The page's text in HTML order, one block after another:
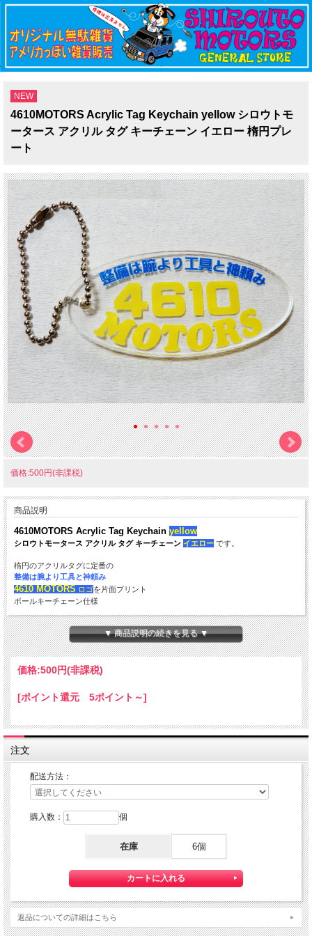
NEW
4610MOTORS Acrylic Tag Keychain yellow シロウトモ
ータース アクリル タグ キーチェーン イエロー 楕円プレ
ート
価格:500円(非課税)
商品説明
4610MOTORS Acrylic Tag Keychain yellow
シロウトモータース アクリル タグ キーチェーン イエロー です。
楕円のアクリルタグに定番の
整備は腕より工具と神頼み
4610 MOTORS ロゴを片面プリント
ボールキーチェーン仕様
本体サイズ：約８０ｘ３５ｘ３ｍｍ
数量限定 在庫限りのミニ工具チャームプレゼント
ハーツ屋さんでお試し購入しましたが値段設定が・・・・
在庫なくなり次第終了いたします
定形郵便：『利用する』
ゆうパケット：『利用する』をご選択下さい。
『定形郵便』・『ゆうパケット』は通常の宅配便と異なり
直接ポストへ投函するお届け方法です。
宅配便のように受領印やサインのやり取りが無く、ご不在時であってもお受け取り
いただけます。
お知らせしますので、日本郵便のHPにて配達状況をご確認いただけます。
◆定形郵便、ゆうパケットご利用の際の注意点
※1）代金引換がご利用いただけません。
代金引換をご希望の場合は宅配便にて対応させて頂きます。
▼ 商品説明の続きを見る ▼
価格:500円(非課税)
[ポイント還元 5ポイント～]
注文
配送方法：
購入数： 個
在庫 6個
返品についての詳細はこちら